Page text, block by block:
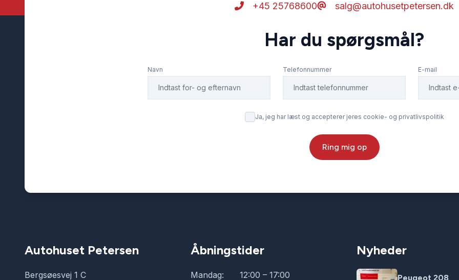
+45 25768600 salg@autohusetpetersen.dk
Har du spørgsmål?
Navn Telefonnummer E-mail
Ja, jeg har læst og accepterer jeres cookie- og privatlivspolitik
Ring mig op
Autohuset Petersen
Bergsøesvej 1 C
Åbningstider
Mandag: 12:00 – 17:00
Nyheder
Peugeot 208